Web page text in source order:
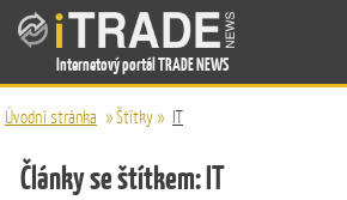
Internetový portál TRADE NEWS
Úvodní stránka »Štítky» IT
Články se štítkem: IT